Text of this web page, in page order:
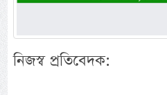
নিজস্ব প্রতিবেদক: